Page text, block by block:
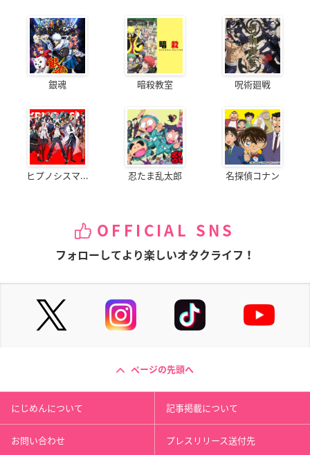
銀魂 暗殺教室 呪術廻戦
ヒプノシスマ... 忍たま乱太郎 名探偵コナン
OFFICIAL SNS
フォローしてより楽しいオタクライフ！
ページの先頭へ
にじめんについて 記事掲載について
お問い合わせ プレスリリース送付先